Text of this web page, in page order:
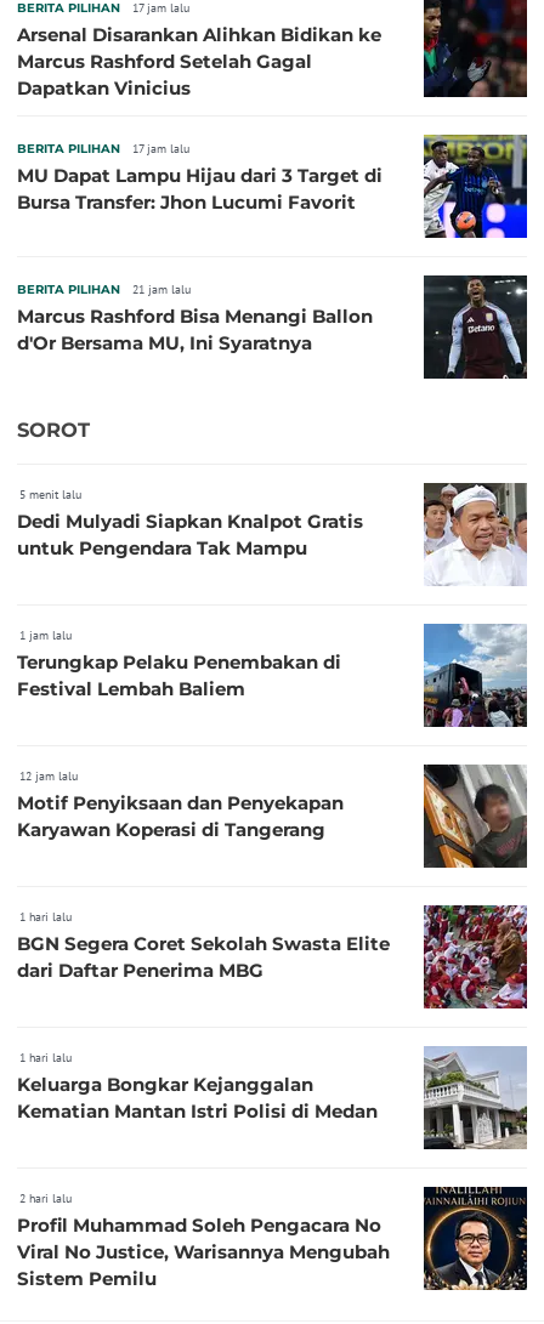
BERITA PILIHAN 17 jam lalu
Arsenal Disarankan Alihkan Bidikan ke
Marcus Rashford Setelah Gagal
Dapatkan Vinicius
BERITA PILIHAN 17 jam lalu
MU Dapat Lampu Hijau dari 3 Target di
Bursa Transfer: Jhon Lucumi Favorit
BERITA PILIHAN 21 jam lalu
Marcus Rashford Bisa Menangi Ballon
d'Or Bersama MU, Ini Syaratnya
SOROT
5 menit lalu
Dedi Mulyadi Siapkan Knalpot Gratis
untuk Pengendara Tak Mampu
1 jam lalu
Terungkap Pelaku Penembakan di
Festival Lembah Baliem
12 jam lalu
Motif Penyiksaan dan Penyekapan
Karyawan Koperasi di Tangerang
1 hari lalu
BGN Segera Coret Sekolah Swasta Elite
dari Daftar Penerima MBG
1 hari lalu
Keluarga Bongkar Kejanggalan
Kematian Mantan Istri Polisi di Medan
2 hari lalu
Profil Muhammad Soleh Pengacara No
Viral No Justice, Warisannya Mengubah
Sistem Pemilu